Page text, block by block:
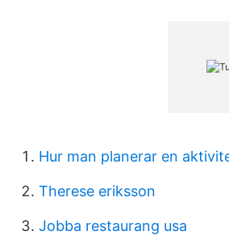
Hur man planerar en
Therese eriksson
Jobba restaurang usa